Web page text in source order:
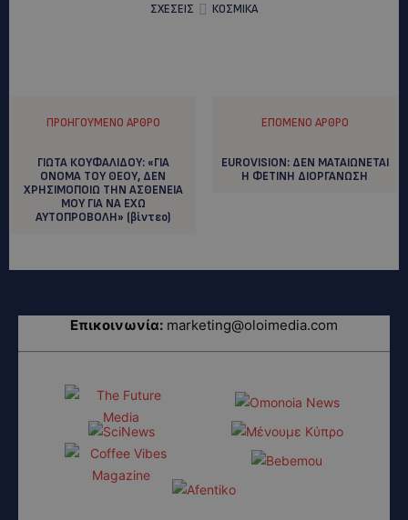
ΣΧΕΣΕΙΣ
ΚΟΣΜΙΚΑ
ΠΡΟΗΓΟΎΜΕΝΟ ΆΡΘΡΟ
ΓΙΩΤΑ ΚΟΥΦΑΛΙΔΟΥ: «ΓΙΑ
ΟΝΟΜΑ ΤΟΥ ΘΕΟΥ, ΔΕΝ
ΧΡΗΣΙΜΟΠΟΙΩ ΤΗΝ ΑΣΘΕΝΕΙΑ
ΜΟΥ ΓΙΑ ΝΑ ΕΧΩ
ΑΥΤΟΠΡΟΒΟΛΗ» (βίντεο)
ΕΠΌΜΕΝΟ ΆΡΘΡΟ
EUROVISION: ΔΕΝ ΜΑΤΑΙΩΝΕΤΑΙ
Η ΦΕΤΙΝΗ ΔΙΟΡΓΑΝΩΣΗ
Επικοινωνία: marketing@oloimedia.com